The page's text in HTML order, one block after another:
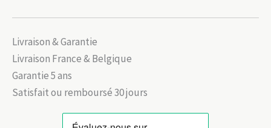
Livraison & Garantie
Livraison France & Belgique
Garantie 5 ans
Satisfait ou remboursé 30 jours